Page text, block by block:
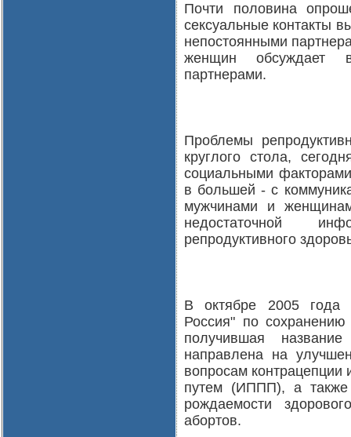
Почти половина
сексуальные контакты
непостоянными
женщин обсуждает
партнерами.
Проблемы
круглого стола,
социальными
в большей - с
мужчинами и
недостаточной
репродуктивного
В октябре 2005 года
Россия" по сохранению
получившая
направлена на
вопросам
путем (ИППП), а также
рождаемости
абортов.